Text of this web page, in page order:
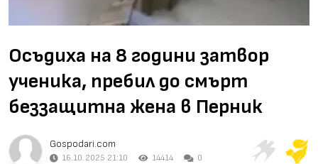
Осъдиха на 8 години затвор
ученика, пребил до смърт
беззащитна жена в Перник
Gospodari.com
16.10.2025 21:10 14414 0